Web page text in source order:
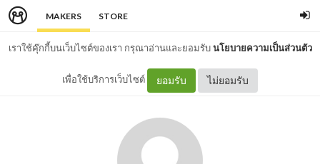
MAKERS STORE
เราใช้คุ๊กกี้บนเว็บไซต์ของเรา กรุณาอ่านและยอมรับนโยบายความเป็นส่วนตัว
เพื่อใช้บริการเว็บไซต์ ยอมรับ ไม่ยอมรับ